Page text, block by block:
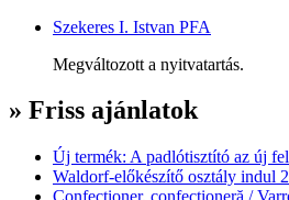
Szekeres I. Istvan PFA
Megváltozott a nyitvatartás.
» Friss ajánlatok
Új termék: A padlótisztító az új
Waldorf-előkészítő osztály indul